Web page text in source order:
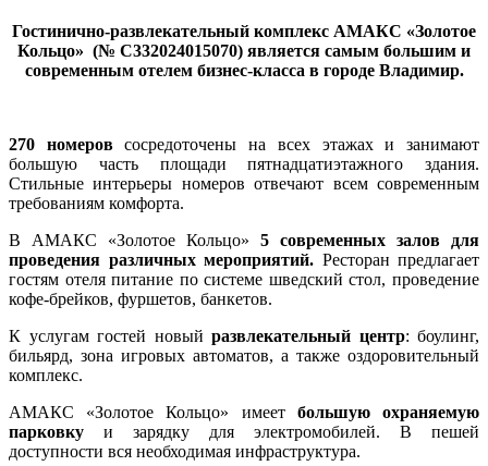
Гостинично-развлекательный комплекс АМАКС «‎Золотое
Кольцо» (№ С332024015070) является самым большим и
современным отелем бизнес-класса в городе Владимир.
270 номеровсосредоточены на всех этажах и занимают
большую часть площади пятнадцатиэтажного здания.
Стильные интерьеры номеров отвечают всем современным
требованиям комфорта.
В АМАКС «‎Золотое Кольцо» 5 современных залов для
проведения различных мероприятий. Ресторан предлагает
гостям отеля питание по системе шведский стол, проведение
кофе-брейков, фуршетов, банкетов.
К услугам гостей новый развлекательный центр: боулинг,
бильярд, зона игровых автоматов, а также оздоровительный
комплекс.
АМАКС «‎Золотое Кольцо» имеет большую охраняемую
парковку и зарядку для электромобилей. В пешей
доступности вся необходимая инфраструктура.